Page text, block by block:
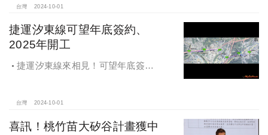
台灣 2024-10-01
捷運汐東線可望年底簽約、
2025年開工
捷運汐東線來相見！可望年底簽約
台灣 2024-10-01
喜訊！桃竹苗大矽谷計畫獲中